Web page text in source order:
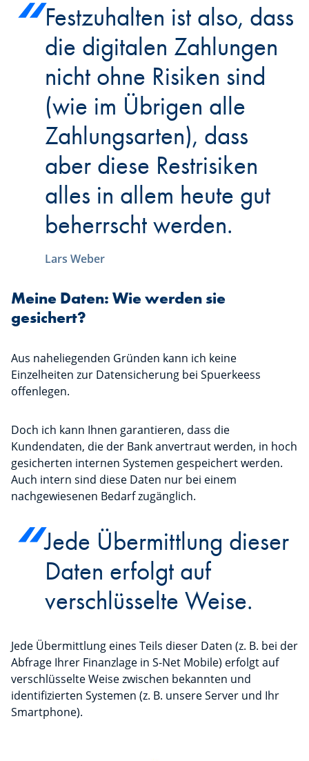
Festzuhalten ist also, dass
die digitalen Zahlungen
nicht ohne Risiken sind
(wie im Übrigen alle
Zahlungsarten), dass
aber diese Restrisiken
alles in allem heute gut
beherrscht werden.
Lars Weber
Meine Daten: Wie werden sie
gesichert?
Aus naheliegenden Gründen kann ich keine
Einzelheiten zur Datensicherung bei Spuerkeess
offenlegen.
Doch ich kann Ihnen garantieren, dass die
Kundendaten, die der Bank anvertraut werden, in hoch
gesicherten internen Systemen gespeichert werden.
Auch intern sind diese Daten nur bei einem
nachgewiesenen Bedarf zugänglich.
Jede Übermittlung dieser
Daten erfolgt auf
verschlüsselte Weise.
Jede Übermittlung eines Teils dieser Daten (z. B. bei der
Abfrage Ihrer Finanzlage in S-Net Mobile) erfolgt auf
verschlüsselte Weise zwischen bekannten und
identifizierten Systemen (z. B. unsere Server und Ihr
Smartphone).